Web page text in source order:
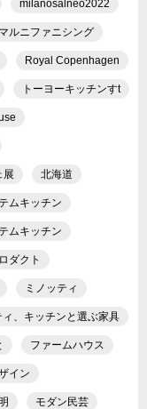
milanosalneo2022
マルニファニシング
Royal Copenhagen
トーヨーキッチンすt
展 北海道
ムキッチン
ムキッチン
ダクト
ミノッティ
ィ、キッチンと選ぶ家具
ファームハウス
イン
モダン民芸